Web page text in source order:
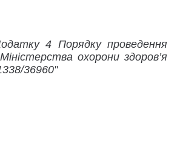
4 Порядку проведення
охорони здоров’я
36960"